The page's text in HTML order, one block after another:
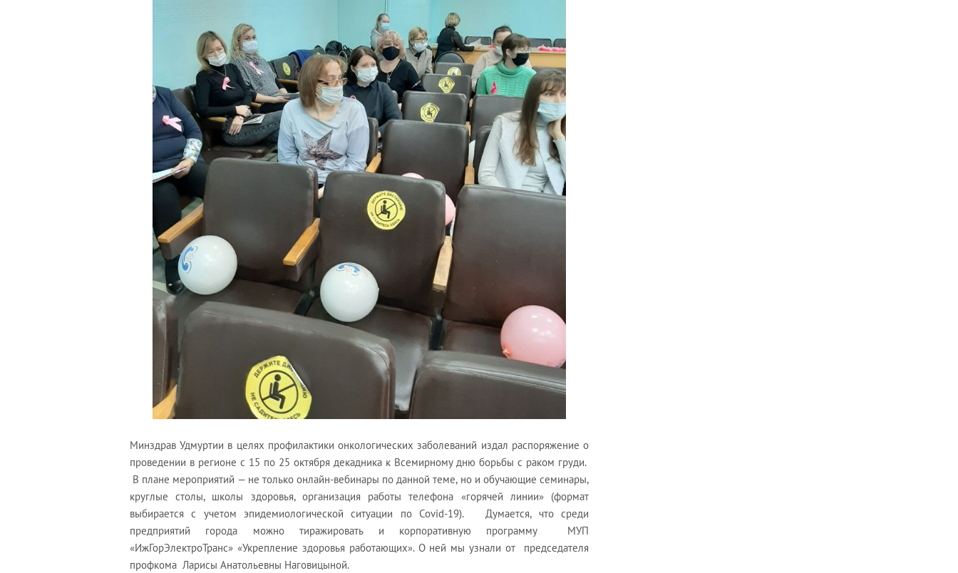
Минздрав Удмуртии в целях профилактики онкологических заболеваний издал распоряжение о
проведении в регионе с 15 по 25 октября декадника к Всемирному дню борьбы с раком груди.
В плане мероприятий — не только онлайн-вебинары по данной теме, но и обучающие семинары,
круглые столы, школы здоровья, организация работы телефона «горячей линии» (формат
выбирается с учетом эпидемиологической ситуации по Covid-19). Думается, что среди
предприятий города можно тиражировать и корпоративную программу МУП
«ИжГорЭлектроТранс» «Укрепление здоровья работающих». О ней мы узнали от председателя
профкома Ларисы Анатольевны Наговицыной.